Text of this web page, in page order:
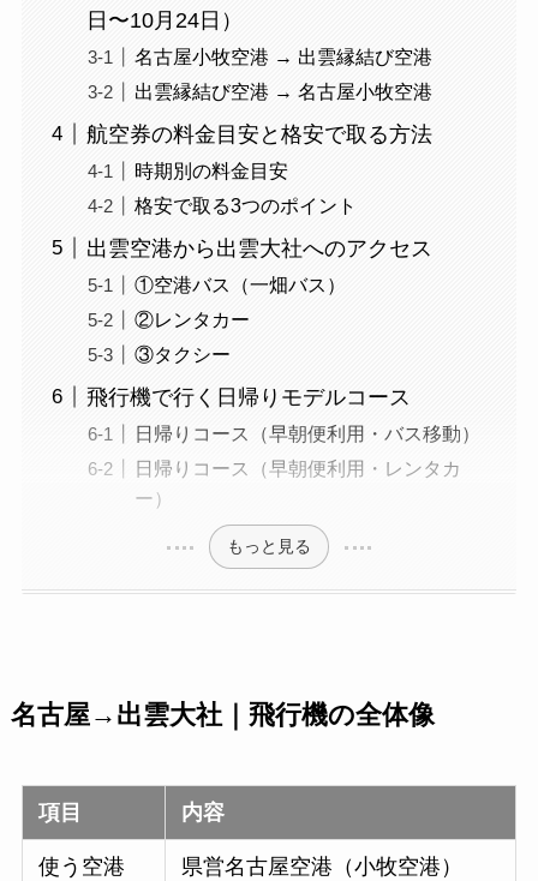
日〜10月24日）
名古屋小牧空港 → 出雲縁結び空港
出雲縁結び空港 → 名古屋小牧空港
航空券の料金目安と格安で取る方法
時期別の料金目安
格安で取る3つのポイント
出雲空港から出雲大社へのアクセス
①空港バス（一畑バス）
②レンタカー
③タクシー
飛行機で行く日帰りモデルコース
日帰りコース（早朝便利用・バス移動）
日帰りコース（早朝便利用・レンタカ
ー）
もっと見る
名古屋→出雲大社｜飛行機の全体像
項目 内容
使う空港
県営名古屋空港（小牧空港）